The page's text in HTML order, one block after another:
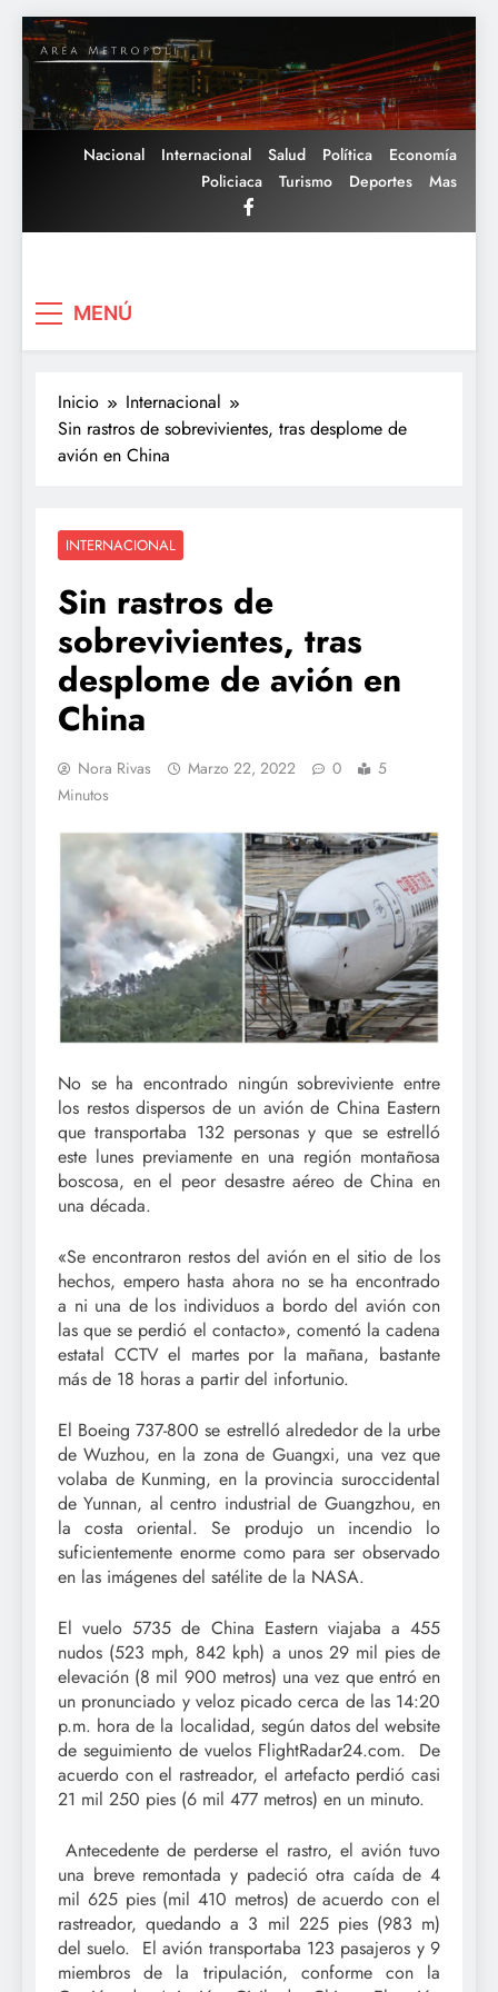
Saltar
al
contenido
Nacional Internacional Salud Política
Economía
Policiaca
Turismo Deportes Mas
MENÚ
Inicio
Internacional
Sin rastros de sobrevivientes, tras desplome de
avión en China
INTERNACIONAL
Sin rastros de
sobrevivientes, tras
desplome de avión en
China
Nora Rivas Marzo 22, 2022 0
5
Minutos
No se ha encontrado ningún sobreviviente entre
los restos dispersos de un avión de China Eastern
que transportaba 132 personas y que se estrelló
este lunes previamente en una región montañosa
boscosa, en el peor desastre aéreo de China en
una década.
«Se encontraron restos del avión en el sitio de los
hechos, empero hasta ahora no se ha encontrado
a ni una de los individuos a bordo del avión con
las que se perdió el contacto», comentó la cadena
estatal CCTV el martes por la mañana, bastante
más de 18 horas a partir del infortunio.
El Boeing 737-800 se estrelló alrededor de la urbe
de Wuzhou, en la zona de Guangxi, una vez que
volaba de Kunming, en la provincia suroccidental
de Yunnan, al centro industrial de Guangzhou, en
la costa oriental. Se produjo un incendio lo
suficientemente enorme como para ser observado
en las imágenes del satélite de la NASA.
El vuelo 5735 de China Eastern viajaba a 455
nudos (523 mph, 842 kph) a unos 29 mil pies de
elevación (8 mil 900 metros) una vez que entró en
un pronunciado y veloz picado cerca de las 14:20
p.m. hora de la localidad, según datos del website
de seguimiento de vuelos FlightRadar24.com. De
acuerdo con el rastreador, el artefacto perdió casi
21 mil 250 pies (6 mil 477 metros) en un minuto.
Antecedente de perderse el rastro, el avión tuvo
una breve remontada y padeció otra caída de 4
mil 625 pies (mil 410 metros) de acuerdo con el
rastreador, quedando a 3 mil 225 pies (983 m)
del suelo. El avión transportaba 123 pasajeros y 9
miembros de la tripulación, conforme con la